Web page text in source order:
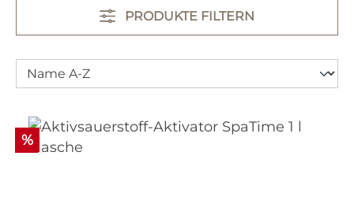
PRODUKTE FILTERN
Rabatt
%